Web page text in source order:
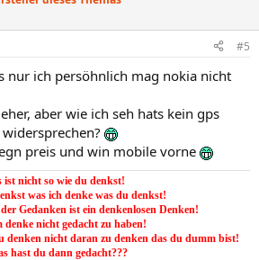
#5
nur ich persöhnlich mag nokia nicht
aber wie ich seh hats kein gps
preis und win mobile vorne
ist nicht so wie du denkst!
was ich denke was du denkst!
Gedanken ist ein denkenlosen Denken!
denke nicht gedacht zu haben!
denken nicht daran zu denken das du dumm bist!
hast du dann gedacht???